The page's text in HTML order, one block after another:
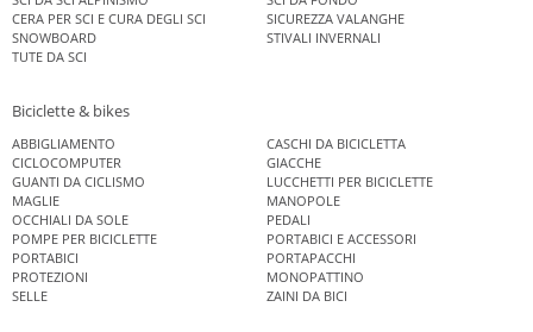
CERA PER SCI E CURA DEGLI SCI
SICUREZZA VALANGHE
SNOWBOARD
STIVALI INVERNALI
TUTE DA SCI
Biciclette & bikes
ABBIGLIAMENTO
CASCHI DA BICICLETTA
CICLOCOMPUTER
GIACCHE
GUANTI DA CICLISMO
LUCCHETTI PER BICICLETTE
MAGLIE
MANOPOLE
OCCHIALI DA SOLE
PEDALI
POMPE PER BICICLETTE
PORTABICI E ACCESSORI
PORTABICI
PORTAPACCHI
PROTEZIONI
MONOPATTINO
SELLE
ZAINI DA BICI